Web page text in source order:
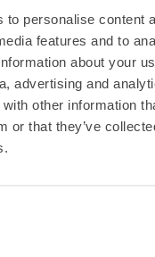
to personalise content
features and to
about your
advertising and
other information
or that they’ve
3分钟。
10:00〜19:00